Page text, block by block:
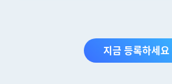
지금 등록하세요